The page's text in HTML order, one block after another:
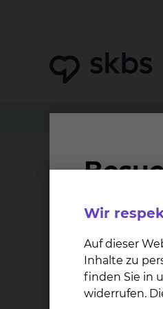
Patienten
Dr. Tina
Qualifikation
Facharzt für
Wir
Auf dieser
Inhalte zu
finden Sie in
widerrufen.